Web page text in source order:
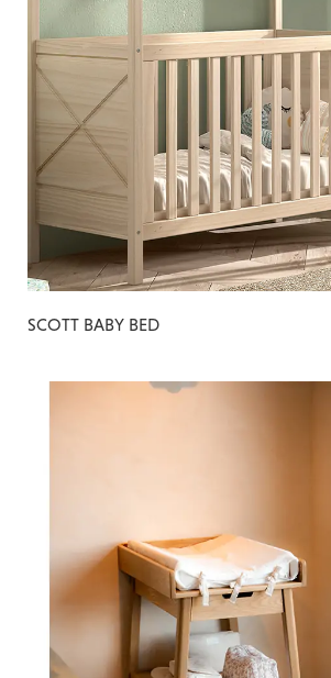
SCOTT BABY BED